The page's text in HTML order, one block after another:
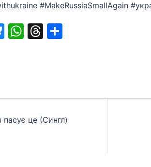
#MakeRussiaSmallAgain
Bluesky
WhatsApp
Threads
пасує це (Сингл)